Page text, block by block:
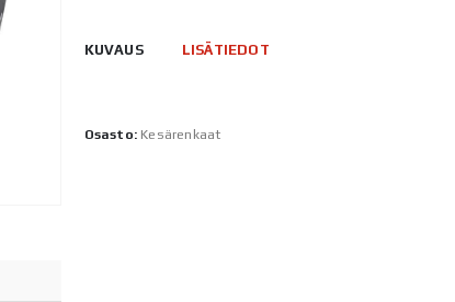
KUVAUS LISÄTIEDOT
Osasto: Kesärenkaat